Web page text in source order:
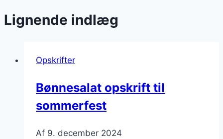
Lignende indlæg
Opskrifter
Bønnesalat opskrift til
sommerfest
Af 9. december 2024